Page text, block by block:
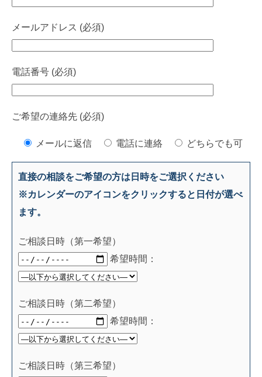
メールアドレス (必須)
電話番号 (必須)
ご希望の連絡先 (必須)
メールに返信 電話に連絡 どちらでも可
直接の相談をご希望の方は日時をご選択ください
※カレンダーのアイコンをクリックすると日付が選べ
ます。
ご相談日時（第一希望）
希望時間：
ご相談日時（第二希望）
希望時間：
ご相談日時（第三希望）